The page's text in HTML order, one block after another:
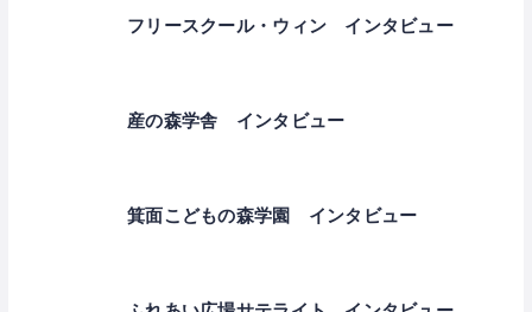
フリースクール・ウィン インタビュー
産の森学舎 インタビュー
箕面こどもの森学園 インタビュー